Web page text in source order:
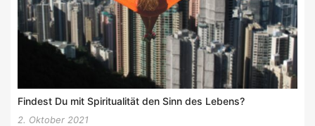
Findest Du mit Spiritualität den Sinn des Lebens?
2. Oktober 2021